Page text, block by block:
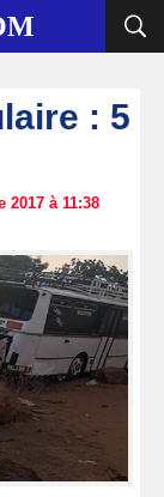
: 5
2017 à 11:38